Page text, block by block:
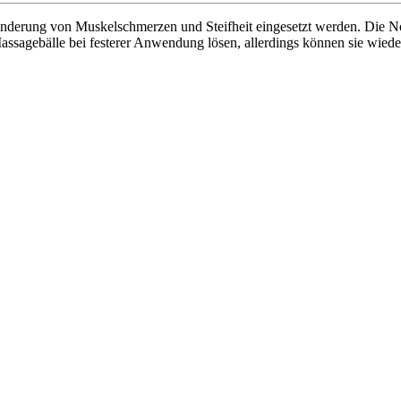
von Muskelschmerzen und Steifheit eingesetzt werden. Die
bei festerer Anwendung lösen, allerdings können sie